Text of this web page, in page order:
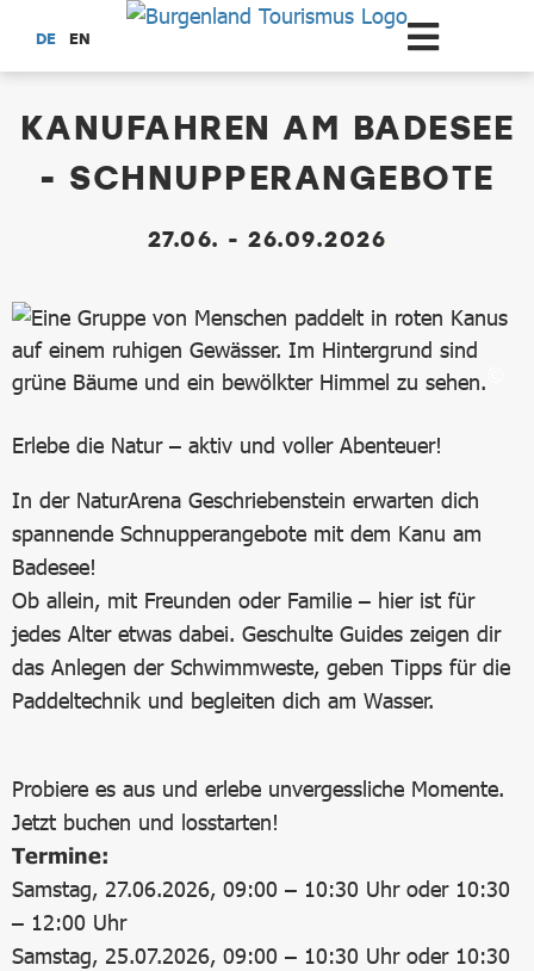
Zum Hauptinhalt springen
DE EN
KANUFAHREN AM BADESEE
- SCHNUPPERANGEBOTE
27.06. - 26.09.2026
Erlebe die Natur – aktiv und voller Abenteuer!
In der NaturArena Geschriebenstein erwarten dich
spannende Schnupperangebote mit dem Kanu am
Badesee!
Ob allein, mit Freunden oder Familie – hier ist für
jedes Alter etwas dabei. Geschulte Guides zeigen dir
das Anlegen der Schwimmweste, geben Tipps für die
Paddeltechnik und begleiten dich am Wasser.
Probiere es aus und erlebe unvergessliche Momente.
Jetzt buchen und losstarten!
Termine:
Samstag, 27.06.2026, 09:00 – 10:30 Uhr oder 10:30
– 12:00 Uhr
Samstag, 25.07.2026, 09:00 – 10:30 Uhr oder 10:30